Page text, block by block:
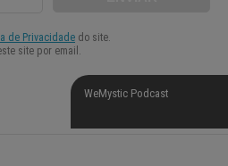
WeMystic Podcast